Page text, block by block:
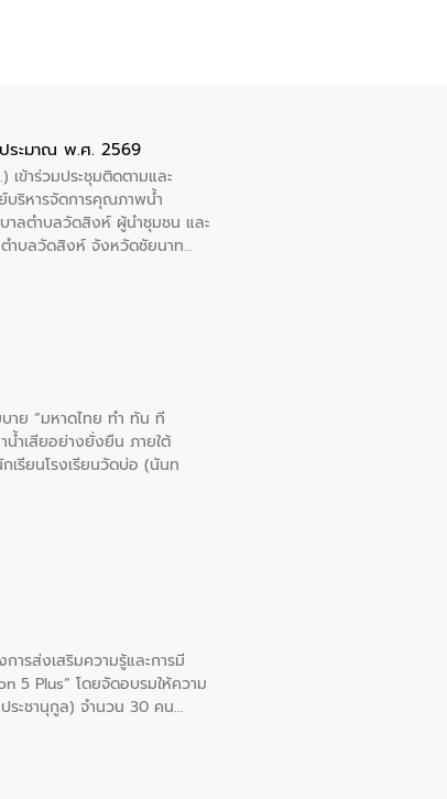
ประมาณ พ.ศ. 2569
ข้าร่วมประชุมติดตามและ
ริหารจัดการคุณภาพน้ำ
ลตำบลวัดสิงห์ ผู้นำชุมชน และ
ตำบลวัดสิงห์ จังหวัดชัยนาท
าย “มหาดไทย ทำ ทัน ที
น้ำเสียอย่างยั่งยืน ภายใต้
เรียนโรงเรียนวัดบ่อ (นันท
ารส่งเสริมความรู้และการมี
5 Plus” โดยจัดอบรมให้ความ
ประชานุกูล) จำนวน 30 คน